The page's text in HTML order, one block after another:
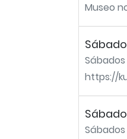
Museo
https://